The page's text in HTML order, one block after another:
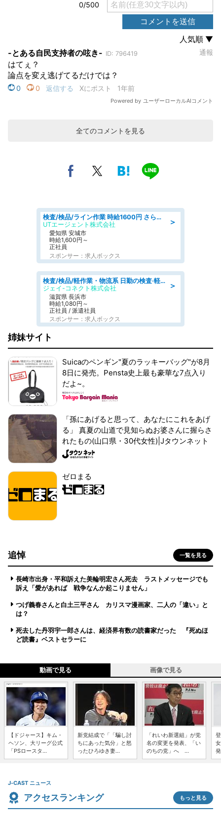
全てのコメントを見る
＞
検査/検品/ライン作業 時給1600円 さら半年ごとに時給50円UP 検品·検査
UTエージェント株式会社
愛知県 安城市
時給1,600円～
正社員
スポンサー：求人ボックス
＞
検査/検品/軽作業・物流系 日勤の検査·軽作業/未経験可/土日祝お休み
ジェイ-コネクト株式会社
滋賀県 長浜市
時給1,080円～
正社員 / 派遣社員
スポンサー：求人ボックス
姉妹サイト
Suicaのペンギン"夏のラッキーバッグ"が8月
8日に発売。Pensta史上最も豪華な7点入り
だよ~。
「孫にあげると思って、あなたにこれをあげ
る」 真夏の山道で見知らぬお婆さんに握らさ
れたもの(山口県・30代女性)|Jタウンネット
ゼロまる
追悼 一覧を見る
長崎市出身・平和訴えた美輪明宏さん死去 ラストメッセージでも
訴え「愛があれば 戦争なんか起こりません」
つげ義春さんと白土三平さん カリスマ漫画家、二人の「違い」と
は？
死去した丹羽宇一郎さんは、経済界有数の読書家だった 『死ぬほ
ど読書』ベストセラーに
動画で見る 画像で見る
【ドジャース】キム・
ヘソン、大リーグ公式
「PSロースタ...
新党結成で「「騙し討
ちにあった気分」と怒
ったひろゆき妻...
「れいわ新選組」が党
名の変更を発表、「い
のちの党」へ ...
J-CAST ニュース
アクセスランキング もっと見る